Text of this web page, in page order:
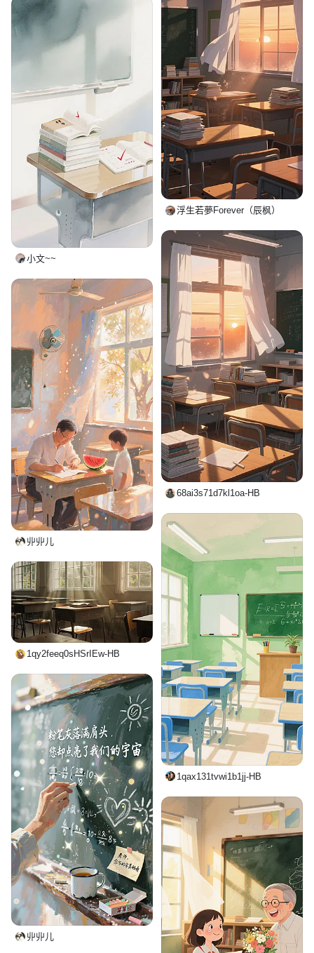
浮生若夢Forever（辰枫）
小文~~
68ai3s71d7kl1oa-HB
丱丱儿
1qax131tvwi1b1jj-HB
1qy2feeq0sHSrIEw-HB
丱丱儿